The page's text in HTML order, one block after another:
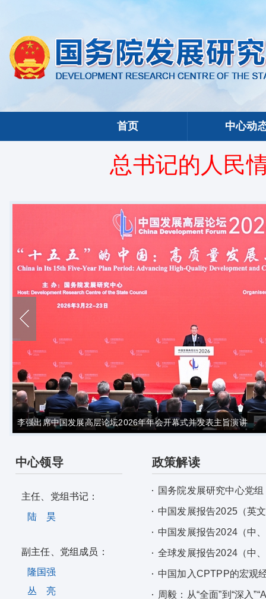
首页 中心动
总书记的人民
李强出席中国发展高层论坛2026年年会开幕式并发表主旨演讲
中心领导
主任、党组书记：
陆 昊
副主任、党组成员：
隆国强
丛 亮
政策解读
国务院发展研究中心党
中国发展报告2025（英
中国发展报告2024（中
全球发展报告2024（中
中国加入CPTPP的宏观
周毅：从“全面”到“深入